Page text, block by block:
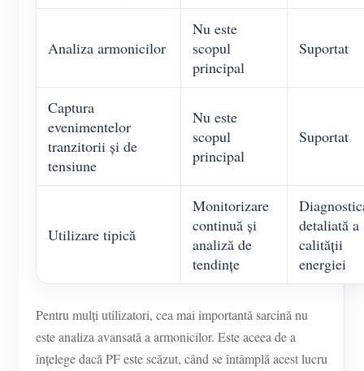
Analiza armonicilor
Nu este
scopul
principal
Suportat
Captura
evenimentelor
tranzitorii și de
tensiune
Nu este
scopul
principal
Suportat
Utilizare tipică
Monitorizare
continuă și
analiză de
tendințe
detaliată a
calității
energiei
Pentru mulți utilizatori, cea mai importantă sarcină nu
este analiza avansată a armonicilor. Este aceea de a
înțelege dacă PF este scăzut, când se întâmplă acest lucru